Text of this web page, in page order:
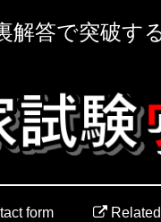
解答で突破す
form